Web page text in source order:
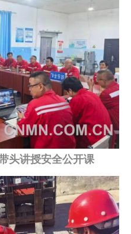
头讲授安全公开课